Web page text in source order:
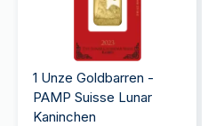
1 Unze Goldbarren -
PAMP Suisse Lunar
Kaninchen